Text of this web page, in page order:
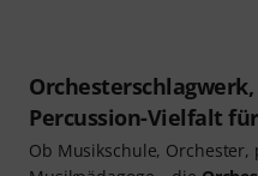
Percussion-Vielfalt
Ob Musikschule,